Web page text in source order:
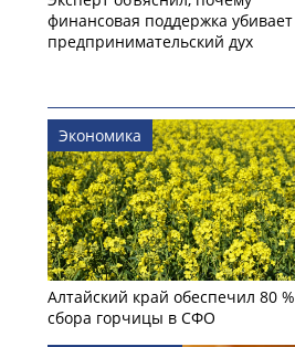
финансовая поддержка убивает
предпринимательский дух
Экономика
Алтайский край обеспечил 80 %
сбора горчицы в СФО